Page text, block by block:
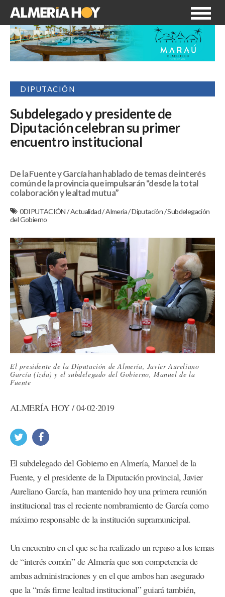
DIPUTACIÓN
Subdelegado y presidente de
Diputación celebran su primer
encuentro institucional
De la Fuente y García han hablado de temas de interés
común de la provincia que impulsarán "desde la total
colaboración y lealtad mutua”
0DIPUTACIÓN/Actualidad/Almería/Diputación/Subdelegación
del Gobierno
El presidente de la Diputación de Almería, Javier Aureliano
García (izda) y el subdelegado del Gobierno, Manuel de la
Fuente
ALMERÍA HOY / 04·02·2019
El subdelegado del Gobierno en Almería, Manuel de la
Fuente, y el presidente de la Diputación provincial, Javier
Aureliano García, han mantenido hoy una primera reunión
institucional tras el reciente nombramiento de García como
máximo responsable de la institución supramunicipal.
Un encuentro en el que se ha realizado un repaso a los temas
de “interés común” de Almería que son competencia de
ambas administraciones y en el que ambos han asegurado
que la “más firme lealtad institucional” guiará también,